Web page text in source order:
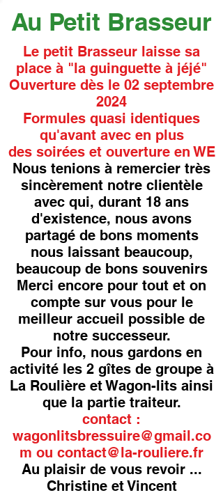
Au Petit Brasseur
Le petit Brasseur laisse sa
place à "la guinguette à jéjé"
Ouverture dès le 02 septembre
2024
Formules quasi identiques
qu'avant avec en plus
des soirées et ouverture en WE
Nous tenions à remercier très
sincèrement notre clientèle
avec qui, durant 18 ans
d'existence, nous avons
partagé de bons moments
nous laissant beaucoup,
beaucoup de bons souvenirs
Merci encore pour tout et on
compte sur vous pour le
meilleur accueil possible de
notre successeur.
Pour info, nous gardons en
activité les 2 gîtes de groupe à
La Roulière et Wagon-lits ainsi
que la partie traiteur.
contact :
wagonlitsbressuire@gmail.co
m ou contact@la-rouliere.fr
Au plaisir de vous revoir ...
Christine et Vincent